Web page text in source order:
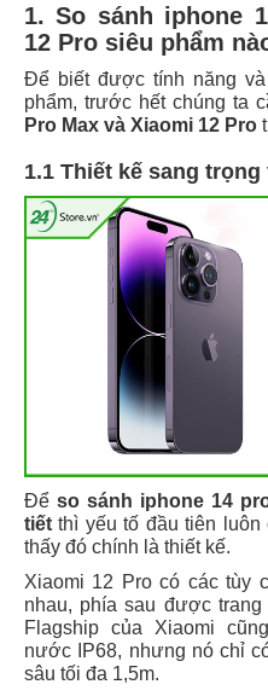
1. So sánh iphone
12 Pro siêu phẩm
Để biết được tính năng
phẩm, trước hết chúng ta
Pro Max và Xiaomi 12 Pro
1.1 Thiết kế sang
Để so sánh iphone 14
tiếtthì yếu tố đầu tiên
thấy đó chính là thiết kế.
Xiaomi 12 Pro có các tùy
nhau, phía sau được
Flagship của Xiaomi
nước IP68, nhưng nó chỉ
sâu tối đa 1,5m.